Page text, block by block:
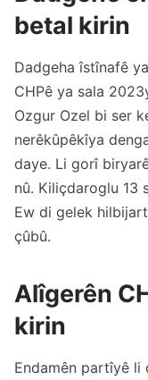
betal kirin
Dadgeha îstînafê
CHPê ya sala
Ozgur Ozel bi ser
nerêkûpêkîya
daye. Li gorî
nû. Kiliçdaroglu 13
Ew di gelek
çûbû.
Alîgerên
kirin
Endamên partîyê li